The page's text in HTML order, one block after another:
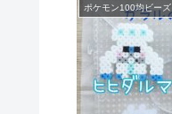
ポケモン100均ビーズ